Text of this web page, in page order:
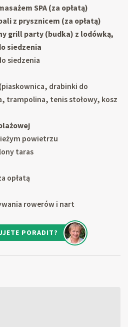
SPA (za opłatą)
z prysznicem (za opłatą)
grill party (budka) z lodówką,
siedzenia
siedzenia
drabinki do
trampolina, tenis stołowy, kosz
powietrzu
taras
opłatą
rowerów i nart
PORADIT?